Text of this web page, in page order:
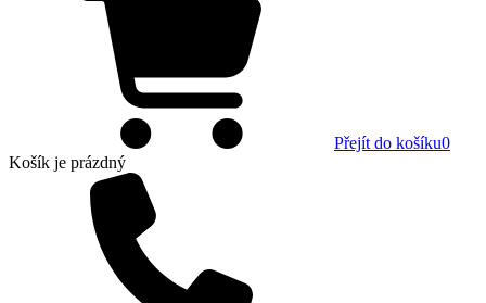
Přejít do košíku0
Košík je prázdný